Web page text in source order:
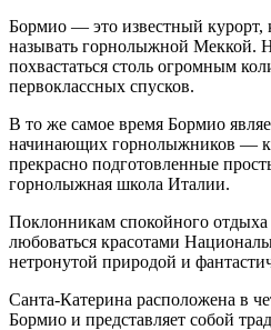
Бормио — это известный
называть горнолыжной Меккой.
похвастаться столь огромным
первоклассных спусков.
В то же самое время Бормио
начинающих горнолыжников — к
прекрасно подготовленные
горнолыжная школа Италии.
Поклонникам спокойного отдыха
любоваться красотами
нетронутой природой и
Санта-Катерина расположена в
Бормио и представляет собой